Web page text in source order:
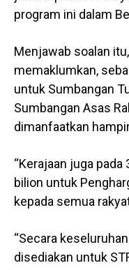
program ini dalam
Menjawab soalan
memaklumkan,
untuk Sumbangan
Sumbangan Asas
dimanfaatkan
“Kerajaan juga
bilion untuk
kepada semua
“Secara
disediakan untuk